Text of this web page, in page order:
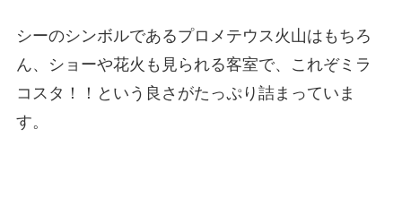
シーのシンボルであるプロメテウス火山はもちろ
ん、ショーや花火も見られる客室で、これぞミラ
コスタ！！という良さがたっぷり詰まっていま
す。